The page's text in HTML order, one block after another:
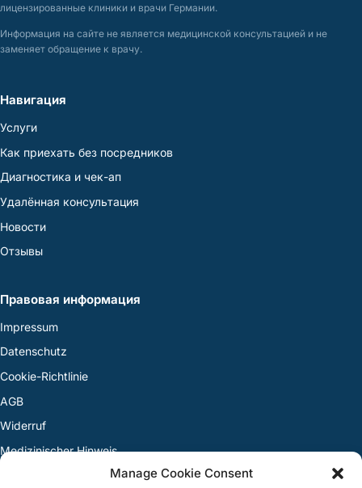
Manage Cookie Consent
лицензированные клиники и врачи Германии.
Информация на сайте не является медицинской консультацией и не
заменяет обращение к врачу.
Навигация
Услуги
Как приехать без посредников
Диагностика и чек-ап
Удалённая консультация
Новости
Отзывы
Правовая информация
Impressum
Datenschutz
Cookie-Richtlinie
AGB
Widerruf
Medizinischer Hinweis